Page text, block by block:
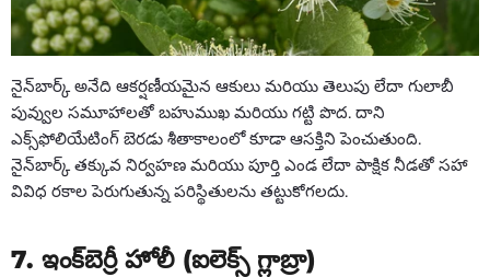
నైన్‌బార్క్ అనేది ఆకర్షణీయమైన ఆకులు మరియు తెలుపు లేదా గులాబీ
పువ్వుల సమూహాలతో బహుముఖ మరియు గట్టి పొద. దాని
ఎక్స్‌ఫోలియేటింగ్ బెరడు శీతాకాలంలో కూడా ఆసక్తిని పెంచుతుంది.
నైన్‌బార్క్ తక్కువ నిర్వహణ మరియు పూర్తి ఎండ లేదా పాక్షిక నీడతో సహా
వివిధ రకాల పెరుగుతున్న పరిస్థితులను తట్టుకోగలదు.
7. ఇంక్‌బెర్రీ హోలీ (ఐలెక్స్ గ్లాబ్రా)